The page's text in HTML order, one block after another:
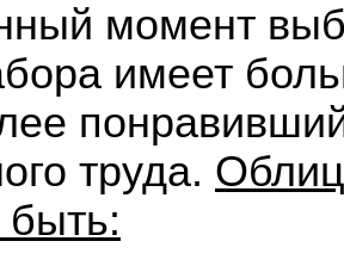
момент
имеет
труда.